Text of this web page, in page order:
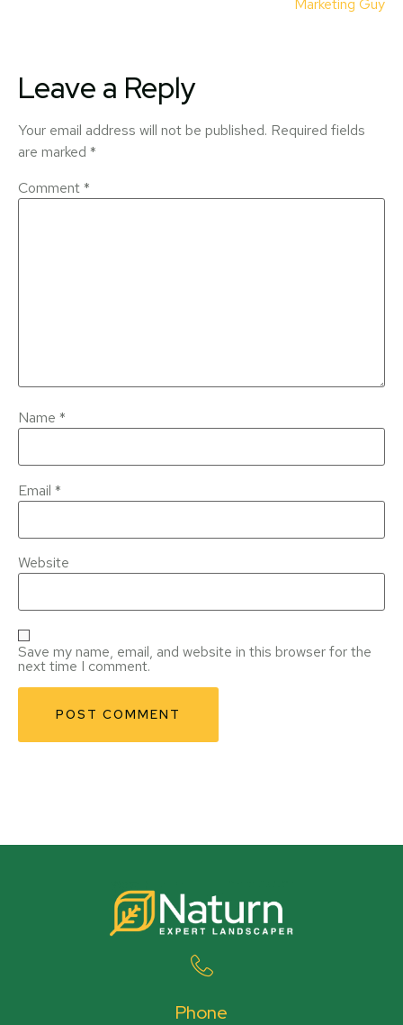
Marketing Guy
Leave a Reply
Your email address will not be published. Required fields
are marked *
Comment*
Name *
Email *
Website
Save my name, email, and website in this browser for the
next time I comment.
Phone